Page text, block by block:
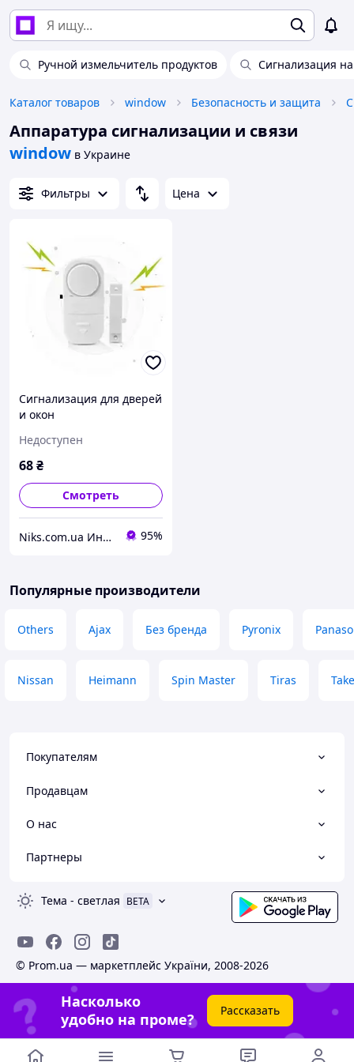
Ручной измельчитель продуктов Сигнализация
Каталог товаров window Безопасность и защита
Аппаратура сигнализации и связи
window в Украине
Фильтры Цена
Сигнализация для дверей
и окон
Недоступен
68₴
Смотреть
Niks.com.ua Интернет-магазин 95%
Популярные производители
Others Ajax Без бренда Pyronix
Nissan Heimann Spin Master Tiras
Покупателям
Продавцам
О нас
Партнеры
Тема - светлая BETA
© Prom.ua — маркетплейс України, 2008-2026
Насколько
удобно на проме?
Рассказать